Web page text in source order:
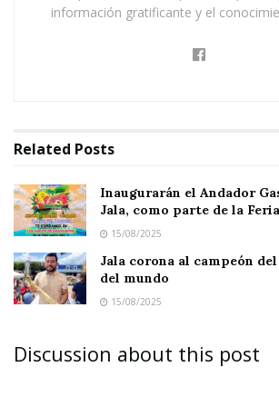
abiertas las inscripciones, las
vigentes hasta el día 05 de julio.
interesados pueden dirigirse
instalaciones de la Dirección de
ubicadas en calle Allende #40
horarios de oficina de 9 a.m. a 3
pueden comunicarse al WhatsApp
información gratificante y el
Related Posts
Inaugurarán el Andador
Jala, como parte de la
15/08/2025
Jala corona al campeón
del mundo
15/08/2025
Discussion about this post